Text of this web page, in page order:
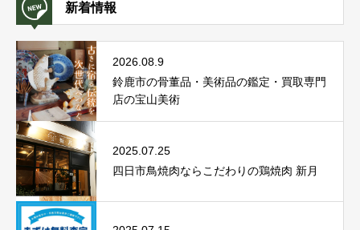
新着情報
2026.08.9
鈴鹿市の骨董品・美術品の鑑定・買取専門
店の宝山美術
2025.07.25
四日市鳥焼肉ならこだわりの鶏焼肉 新月